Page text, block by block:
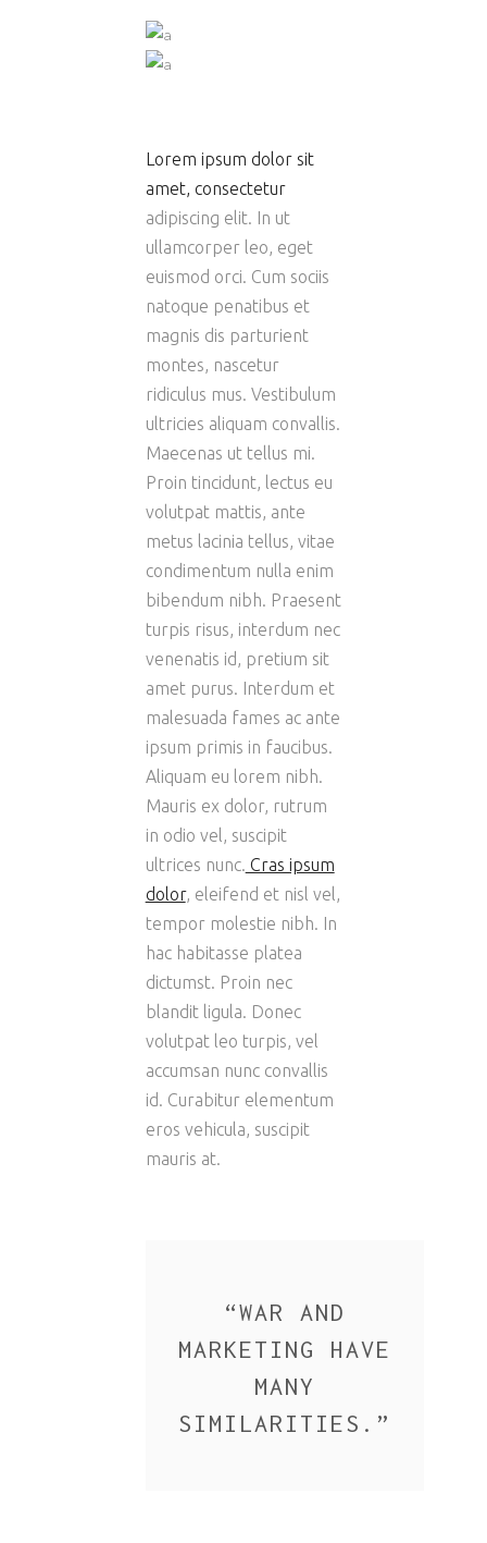
Lorem ipsum dolor sit
amet, consectetur
adipiscing elit. In ut
ullamcorper leo, eget
euismod orci. Cum sociis
natoque penatibus et
magnis dis parturient
montes, nascetur
ridiculus mus. Vestibulum
ultricies aliquam convallis.
Maecenas ut tellus mi.
Proin tincidunt, lectus eu
volutpat mattis, ante
metus lacinia tellus, vitae
condimentum nulla enim
bibendum nibh. Praesent
turpis risus, interdum nec
venenatis id, pretium sit
amet purus. Interdum et
malesuada fames ac ante
ipsum primis in faucibus.
Aliquam eu lorem nibh.
Mauris ex dolor, rutrum
in odio vel, suscipit
ultrices nunc. Cras ipsum
dolor, eleifend et nisl vel,
tempor molestie nibh. In
hac habitasse platea
dictumst. Proin nec
blandit ligula. Donec
volutpat leo turpis, vel
accumsan nunc convallis
id. Curabitur elementum
eros vehicula, suscipit
mauris at.
“WAR AND
MARKETING HAVE
MANY
SIMILARITIES. ”